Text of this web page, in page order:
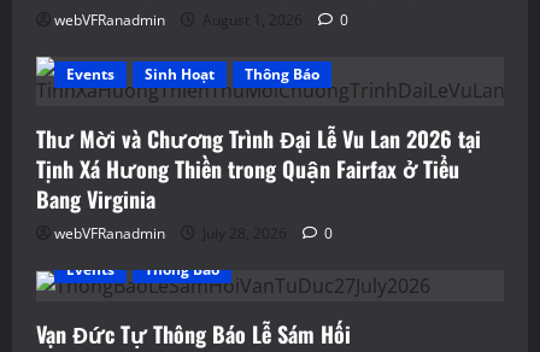
webVFRanadmin August 1, 2026 0
Events Sinh Hoạt Thông Báo
Thư Mời và Chương Trình Đại Lễ Vu Lan 2026 tại
Tịnh Xá Hưong Thiền trong Quận Fairfax ở Tiểu
Bang Virginia
webVFRanadmin July 28, 2026
0
Events
Thông Báo
Vạn Đức Tự Thông Báo Lễ Sám Hối